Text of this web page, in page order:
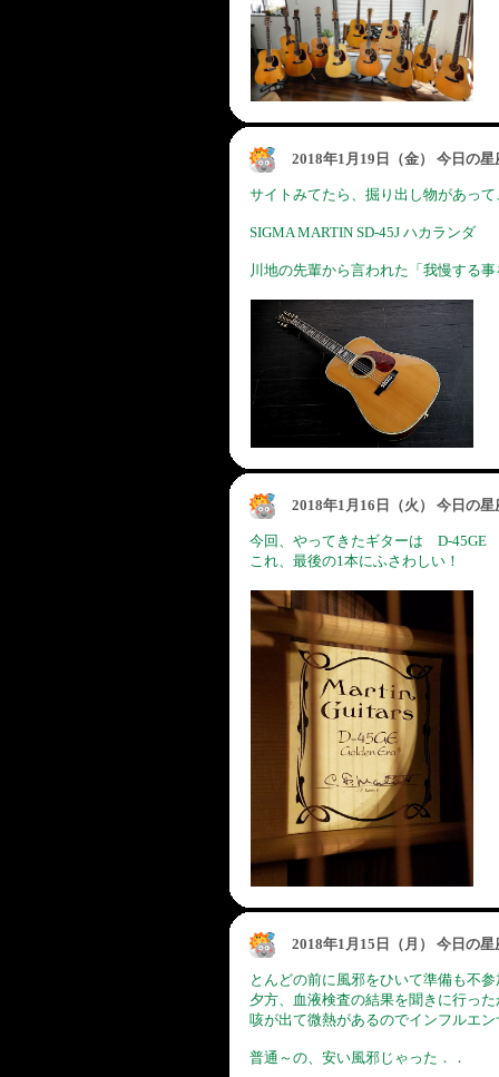
2018年1月19日（金） 今日の
サイトみてたら、掘り出し物があっ
SIGMA MARTIN SD-45J ハカランダ
川地の先輩から言われた「我慢する
2018年1月16日（火） 今日の
今回、やってきたギターは D-45GE
これ、最後の1本にふさわしい！
2018年1月15日（月） 今日の
とんどの前に風邪をひいて準備も不参
夕方、血液検査の結果を聞きに行っ
咳が出て微熱があるのでインフルエ
普通～の、安い風邪じゃった．．